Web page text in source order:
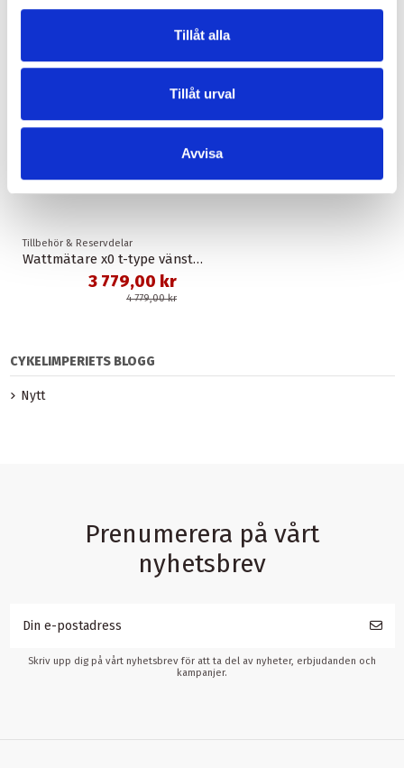
Tillåt alla
Tillåt urval
Avvisa
Tillbehör & Reservdelar
Wattmätare x0 t-type vänster arm och powermeter spindle dub wide 175 mm sram
3 779,00 kr
4 779,00 kr
CYKELIMPERIETS BLOGG
Nytt
Prenumerera på vårt
nyhetsbrev
Skriv upp dig på vårt nyhetsbrev för att ta del av nyheter, erbjudanden och
kampanjer.